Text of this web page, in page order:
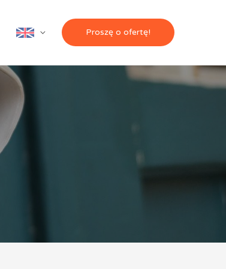
Actuarial
office
Proszę o ofertę!